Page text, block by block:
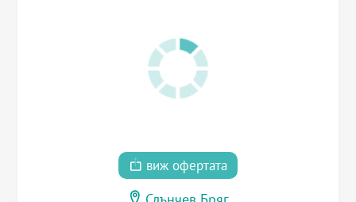
виж офертата